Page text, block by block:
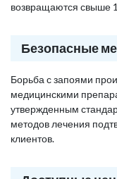
возвращаются свыше
Безопасные
Борьба с запоями
медицинскими
утвержденным
методов лечения
клиентов.